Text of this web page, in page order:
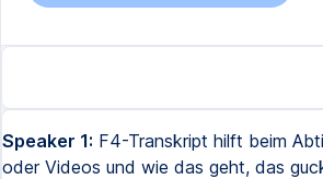
Speaker 1: F4-Transkript hilft beim
oder Videos und wie das geht, das